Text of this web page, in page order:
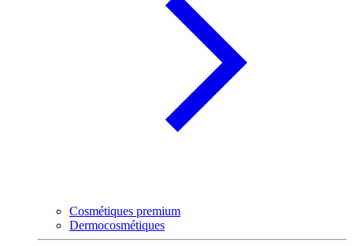
Cosmétiques premium
Dermocosmétiques